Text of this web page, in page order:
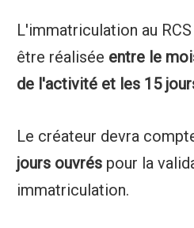
L'immatriculation au
être réalisée entre le
de l'activité et les 15
Le créateur devra
jours ouvrés pour la
immatriculation.